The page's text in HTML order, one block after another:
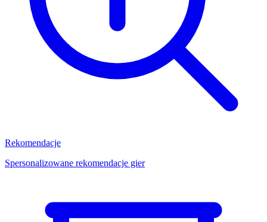
Rekomendacje
Spersonalizowane rekomendacje gier